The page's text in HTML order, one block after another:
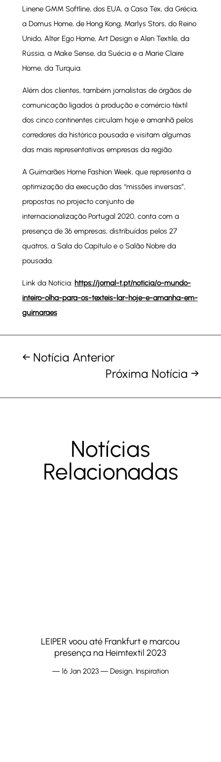
Linene GMM Softline, dos EUA, a Casa Tex, da Grécia,
a Domus Home, de Hong Kong, Marlys Stors, do Reino
Unido, Alter Ego Home, Art Design e Alen Textile, da
Rússia, a Make Sense, da Suécia e a Marie Claire
Home, da Turquia.
Além dos clientes, também jornalistas de órgãos de
comunicação ligados à produção e comércio têxtil
dos cinco continentes circulam hoje e amanhã pelos
corredores da histórica pousada e visitam algumas
das mais representativas empresas da região.
A Guimarães Home Fashion Week, que representa a
optimização da execução das “missões inversas”,
propostas no projecto conjunto de
internacionalização Portugal 2020, conta com a
presença de 36 empresas, distribuídas pelos 27
quatros, a Sala do Capítulo e o Salão Nobre da
pousada.
Link da Notícia: https://jornal-t.pt/noticia/o-mundo-
inteiro-olha-para-os-texteis-lar-hoje-e-amanha-em-
guimaraes
← Notícia Anterior
Próxima Notícia →
Notícias
Relacionadas
LEIPER voou até Frankfurt e marcou
presença na Heimtextil 2023
― 16 Jan 2023 ― Design, Inspiration